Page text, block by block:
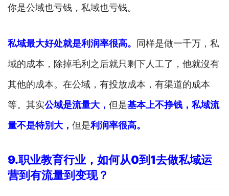
你是公域也亏钱，私域也亏钱。
私域最大好处就是利润率很高。
同样是做一千万，私
域的成本，除掉毛利之后就只剩下人工了，他就沒有
其他的成本。在公域，有投放成本，有渠道的成本
等。其实公域是流量大， 但是基本上不挣钱，私域流
量不是特別大， 但是利润率很高。
9.职业教育行业，如何从0到 1去做私域运
营到有流量到变现？